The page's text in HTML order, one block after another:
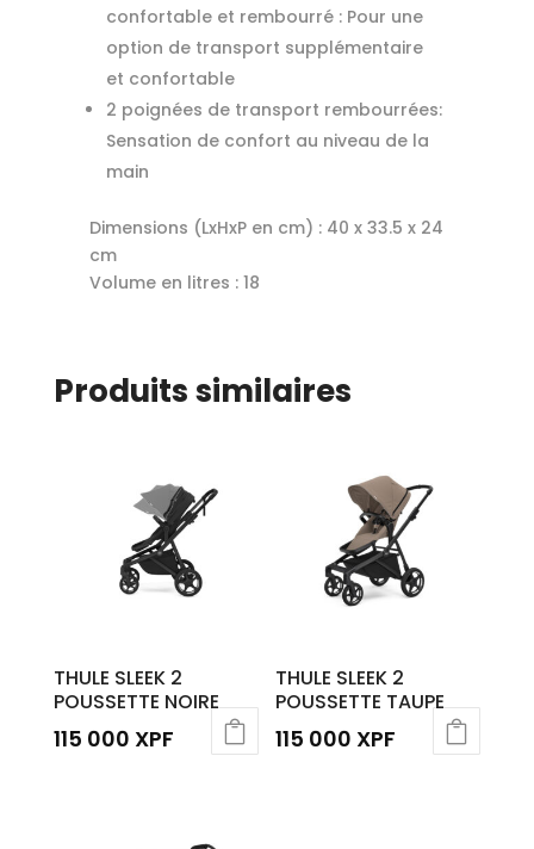
confortable et rembourré : Pour une
option de transport supplémentaire
et confortable
2 poignées de transport rembourrées:
Sensation de confort au niveau de la
main
Dimensions (LxHxP en cm) :40 x 33.5 x 24
cm
Volume en litres :18
Produits similaires
THULE SLEEK 2
POUSSETTE NOIRE
115 000 XPF
THULE SLEEK 2
POUSSETTE TAUPE
115 000 XPF